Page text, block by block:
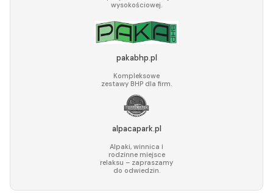
wysokościowej.
pakabhp.pl
Kompleksowe
zestawy BHP dla firm.
alpacapark.pl
Alpaki, winnica i
rodzinne miejsce
relaksu – zapraszamy
do odwiedzin.